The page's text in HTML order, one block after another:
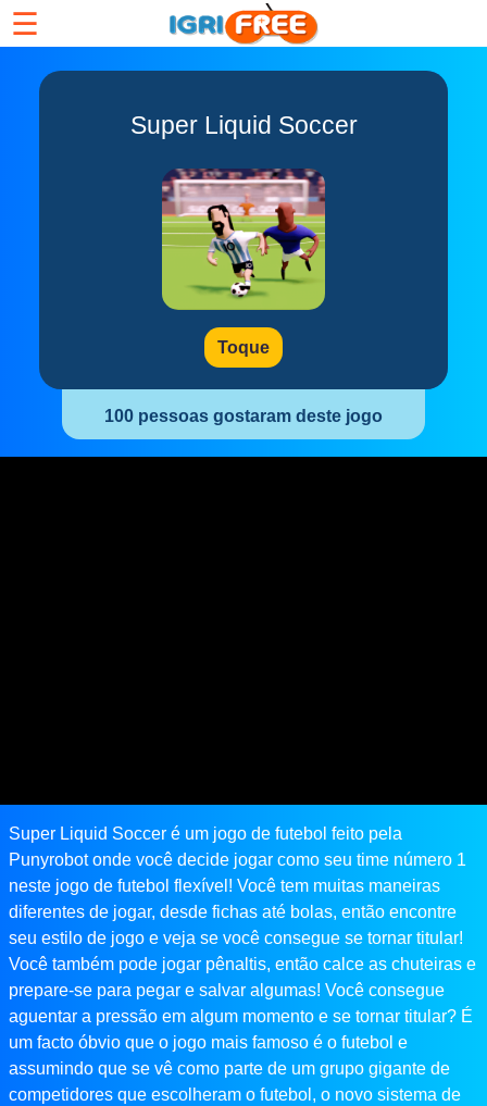
☰
Super Liquid Soccer
Toque
100 pessoas gostaram deste jogo
Super Liquid Soccer é um jogo de futebol feito pela
Punyrobot onde você decide jogar como seu time número 1
neste jogo de futebol flexível! Você tem muitas maneiras
diferentes de jogar, desde fichas até bolas, então encontre
seu estilo de jogo e veja se você consegue se tornar titular!
Você também pode jogar pênaltis, então calce as chuteiras e
prepare-se para pegar e salvar algumas! Você consegue
aguentar a pressão em algum momento e se tornar titular? É
um facto óbvio que o jogo mais famoso é o futebol e
assumindo que se vê como parte de um grupo gigante de
competidores que escolheram o futebol, o novo sistema de